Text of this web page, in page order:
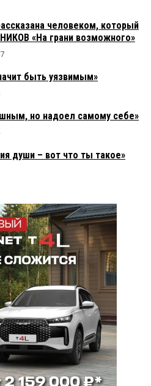
человеком, который
«На грани возможного»
быть уязвимым»
но надоел самому себе»
души – вот что ты такое»